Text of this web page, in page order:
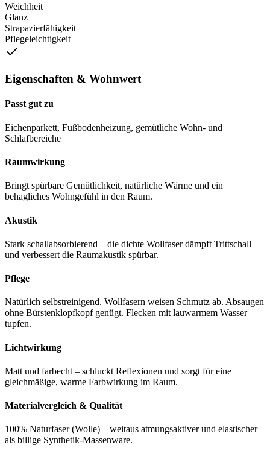
Weichheit
Glanz
Strapazierfähigkeit
Pflegeleichtigkeit
Eigenschaften & Wohnwert
Passt gut zu
Eichenparkett, Fußbodenheizung, gemütliche Wohn- und
Schlafbereiche
Raumwirkung
Bringt spürbare Gemütlichkeit, natürliche Wärme und ein
behagliches Wohngefühl in den Raum.
Akustik
Stark schallabsorbierend – die dichte Wollfaser dämpft Trittschall
und verbessert die Raumakustik spürbar.
Pflege
Natürlich selbstreinigend. Wollfasern weisen Schmutz ab. Absaugen
ohne Bürstenklopfkopf genügt. Flecken mit lauwarmem Wasser
tupfen.
Lichtwirkung
Matt und farbecht – schluckt Reflexionen und sorgt für eine
gleichmäßige, warme Farbwirkung im Raum.
Materialvergleich & Qualität
100% Naturfaser (Wolle) – weitaus atmungsaktiver und elastischer
als billige Synthetik-Massenware.